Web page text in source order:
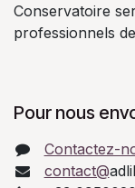
Conservatoire
professionnels
Pour nous
Contactez-
contact@